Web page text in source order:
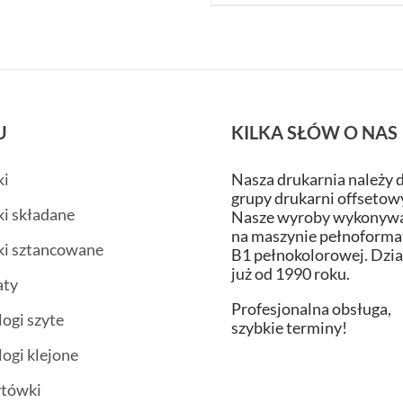
składane
sztancowane
szyte
klejone
KILKA SŁÓW O NAS
Nasza drukarnia należy
grupy drukarni
Nasze wyroby
na maszynie
B1 pełnokolorowej.
już od 1990 roku.
Profesjonalna obsługa,
szybkie terminy!